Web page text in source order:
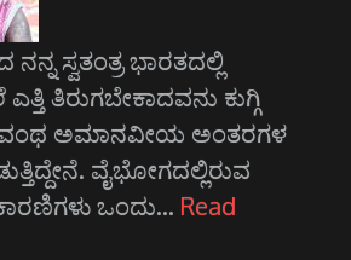
ಸ್ವತಂತ್ರ ಭಾರತದಲ್ಲಿ
ತಿರುಗಬೇಕಾದವನು ಕುಗ್ಗಿ
ಅಮಾನವೀಯ ಅಂತರಗಳ
ವೈಭೋಗದಲ್ಲಿರುವ
ಒಂದು… Read